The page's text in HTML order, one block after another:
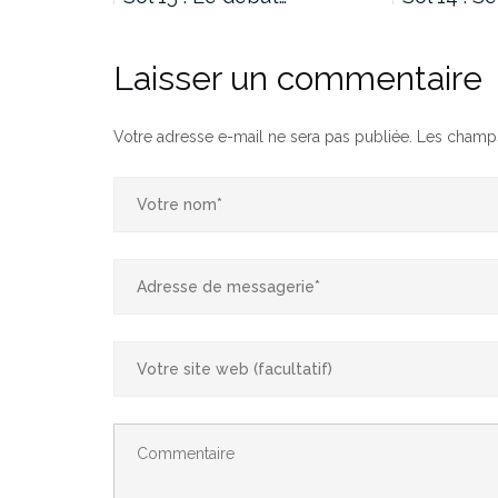
Laisser un commentaire
Votre adresse e-mail ne sera pas publiée. Les